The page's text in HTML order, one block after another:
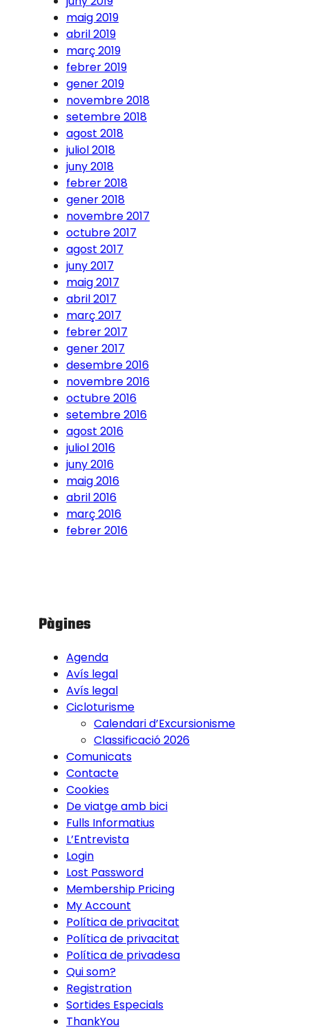
maig 2019
abril 2019
març 2019
febrer 2019
gener 2019
novembre 2018
setembre 2018
agost 2018
juliol 2018
juny 2018
febrer 2018
gener 2018
novembre 2017
octubre 2017
agost 2017
juny 2017
maig 2017
abril 2017
març 2017
febrer 2017
gener 2017
desembre 2016
novembre 2016
octubre 2016
setembre 2016
agost 2016
juliol 2016
juny 2016
maig 2016
abril 2016
març 2016
febrer 2016
Pàgines
Agenda
Avís legal
Avís legal
Cicloturisme
Calendari d’Excursionisme
Classificació 2026
Comunicats
Contacte
Cookies
De viatge amb bici
Fulls Informatius
L’Entrevista
Login
Lost Password
Membership Pricing
My Account
Política de privacitat
Política de privacitat
Política de privadesa
Qui som?
Registration
Sortides Especials
ThankYou